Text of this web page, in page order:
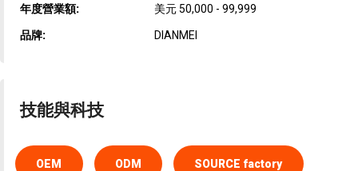
年度營業額: 美元 50,000 - 99,999
品牌: DIANMEI
技能與科技
OEM ODM SOURCE factory